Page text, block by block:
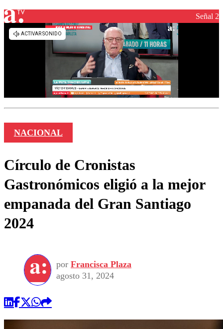
Señal 2
NACIONAL
Círculo de Cronistas
Gastronómicos eligió a la mejor
empanada del Gran Santiago
2024
por Francisca Plaza
agosto 31, 2024